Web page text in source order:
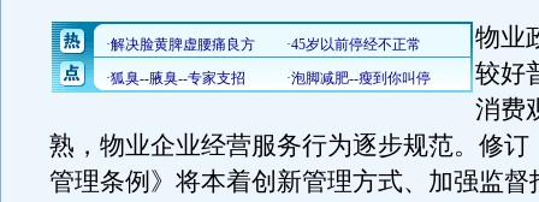
物业
较好
消费
熟，物业企业经营服务行为逐步规范。修订
管理条例》将本着创新管理方式、加强监督